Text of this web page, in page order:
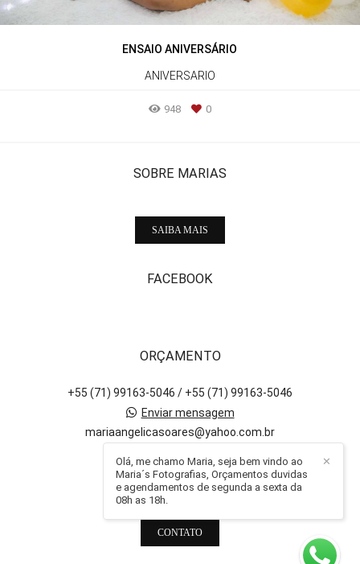
ENSAIO ANIVERSÁRIO
ANIVERSARIO
948 0
SOBRE MARIAS
SAIBA MAIS
FACEBOOK
ORÇAMENTO
+55 (71) 99163-5046 / +55 (71) 99163-5046
Enviar mensagem
mariaangelicasoares@yahoo.com.br
CONTATO
✕
Olá, me chamo Maria, seja bem vindo ao
Maria´s Fotografias, Orçamentos duvidas
e agendamentos de segunda a sexta da
08h as 18h.